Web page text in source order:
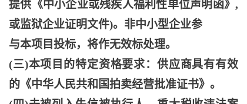
提供《中小企业或残疾人福利性单位声明函》,
或监狱企业证明文件)。非中小型企业参
与本项目投标，将作无效标处理。
(三)本项目的特定资格要求：供应商具有有效
的《中华人民共和国拍卖经营批准证书》。